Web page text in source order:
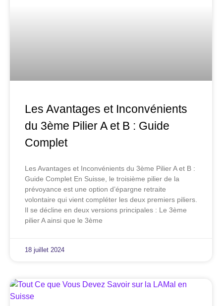
Les Avantages et Inconvénients
du 3ème Pilier A et B : Guide
Complet
Les Avantages et Inconvénients du 3ème Pilier A et B :
Guide Complet En Suisse, le troisième pilier de la
prévoyance est une option d’épargne retraite
volontaire qui vient compléter les deux premiers piliers.
Il se décline en deux versions principales : Le 3ème
pilier A ainsi que le 3ème
18 juillet 2024